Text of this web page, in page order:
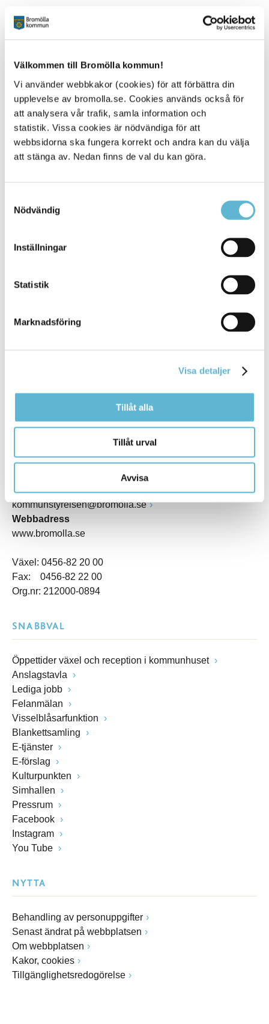
Välkommen till Bromölla kommun!
Vi använder webbkakor (cookies) för att förbättra din
upplevelse av bromolla.se. Cookies används också för
att analysera vår trafik, samla information och
statistik. Vissa cookies är nödvändiga för att
webbsidorna ska fungera korrekt och andra kan du välja
att stänga av. Nedan finns de val du kan göra.
Nödvändig
Inställningar
Statistik
Marknadsföring
Visa detaljer
Tillåt alla
Tillåt urval
Avvisa
Caroline Wendel,
caroline.wendel@hassleholm.se
Anna-Karin Nilsgart,anna-karin.nilsgart@horby.se
Kommunala energi- och klimatrådgivare ger råd till
privatpersoner, organisationer och företag inom
energieffektivisering och förnybar energi. Rådgivningen
är en kostnadsfri och kommersiellt oberoende tjänst.
Tipsa och dela sidan
Kommentera
Besöksadress
Kommunhuset, Storgatan 48
Postadress
E-post
kommunstyrelsen@bromolla.se
Webbadress
www.bromolla.se
Växel: 0456-82 20 00
Fax: 0456-82 22 00
Org.nr: 212000-0894
SNABBVAL
Öppettider växel och reception i kommunhuset
Anslagstavla
Lediga jobb
Felanmälan
Visselblåsarfunktion
Blankettsamling
E-tjänster
E-förslag
Kulturpunkten
Simhallen
Pressrum
Facebook
Instagram
You Tube
NYTTA
Behandling av personuppgifter
Senast ändrat på webbplatsen
Om webbplatsen
Kakor, cookies
Tillgänglighetsredogörelse